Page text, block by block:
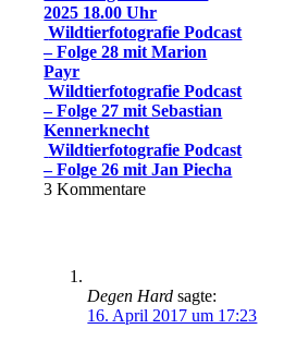
2025 18.00 Uhr
Wildtierfotografie Podcast
– Folge 28 mit Marion
Payr
Wildtierfotografie Podcast
– Folge 27 mit Sebastian
Kennerknecht
Wildtierfotografie Podcast
– Folge 26 mit Jan Piecha
3 Kommentare
Degen Hard sagte:
16. April 2017 um 17:23